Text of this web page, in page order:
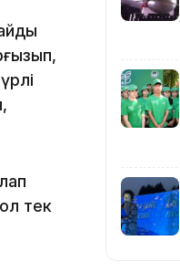
тек
11:54